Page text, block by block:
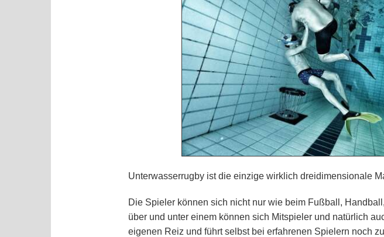
Unterwasserrugby ist die einzige wirklich dreidimensionale
Die Spieler können sich nicht nur wie beim Fußball,
über und unter einem können sich Mitspieler und natürlich
eigenen Reiz und führt selbst bei erfahrenen Spielern noch